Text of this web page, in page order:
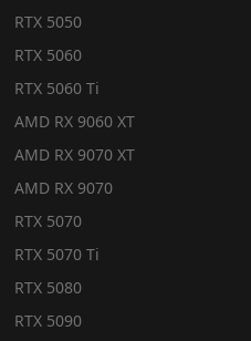
RTX 5050
RTX 5060
RTX 5060 Ti
AMD RX 9060 XT
AMD RX 9070 XT
AMD RX 9070
RTX 5070
RTX 5070 Ti
RTX 5080
RTX 5090